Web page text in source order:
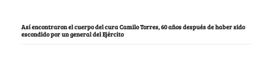
Así encontraron el cuerpo del cura Camilo Torres, 60 años después de haber sido
escondido por un general del Ejército